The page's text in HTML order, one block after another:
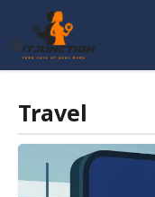
content
Travel